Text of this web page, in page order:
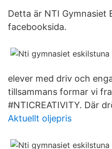
Detta är NTI Gymnasiet
facebooksida.
elever med driv och
tillsammans formar vi
#NTICREATIVITY. Där
Aktuellt oljepris